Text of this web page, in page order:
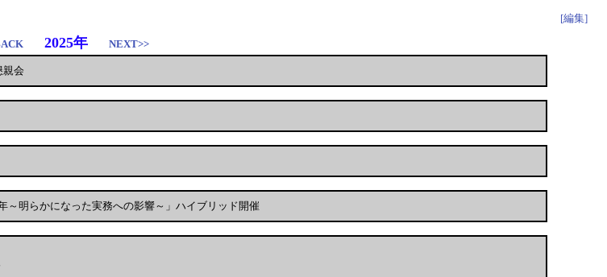
[編集]
2025年 NEXT>>
会
～明らかになった実務への影響～」ハイブリッド開催